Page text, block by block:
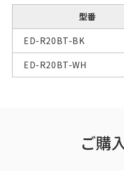
型番
ED-R20BT-BK
ED-R20BT-WH
ご購